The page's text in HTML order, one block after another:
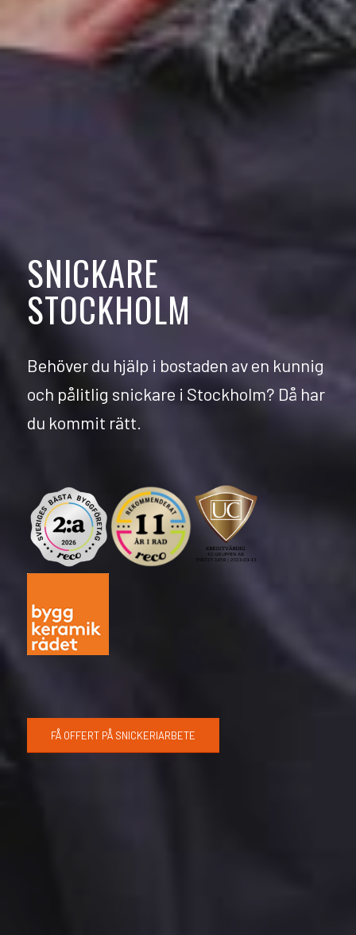
SNICKARE
STOCKHOLM
Behöver du hjälp i bostaden av en kunnig
och pålitlig snickare i Stockholm? Då har
du kommit rätt.
FÅ OFFERT PÅ SNICKERIARBETE